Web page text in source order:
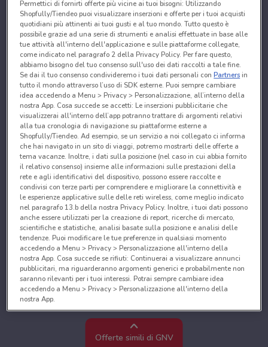
Offerte simili di GNV
Permettici di fornirti offerte più vicine ai tuoi bisogni: Utilizzando
Shopfully/Tiendeo puoi visualizzare inserzioni e offerte per i tuoi acquisti
quotidiani più attinenti ai tuoi gusti e al tuo mondo. Tutto questo è
possibile grazie ad una serie di strumenti e analisi effettuate in base alle
tue attività all'interno dell'applicazione e sulle piattaforme collegate,
come indicato nel paragrafo 2 della Privacy Policy. Per fare questo,
abbiamo bisogno del tuo consenso sull'uso dei dati raccolti a tale fine.
Se dai il tuo consenso condivideremo i tuoi dati personali conPartnersin
tutto il mondo attraverso l’uso di SDK esterne. Puoi sempre cambiare
idea accedendo a Menu > Privacy > Personalizzazione, all’interno della
nostra App. Cosa succede se accetti: Le inserzioni pubblicitarie che
visualizzerai all'interno dell’app potranno trattare di argomenti relativi
alla tua cronologia di navigazione su piattaforme esterne a
Shopfully/Tiendeo. Ad esempio, se un servizio a noi collegato ci informa
che hai navigato in un sito di viaggi, potremo mostrarti delle offerte a
tema vacanze. Inoltre, i dati sulla posizione (nel caso in cui abbia fornito
il relativo consenso) insieme alle informazioni sulle prestazioni della
rete e agli identificativi del dispositivo, possono essere raccolte e
condivisi con terze parti per comprendere e migliorare la connettività e
le esperienze applicative sulle delle reti wireless, come meglio indicato
nel paragrafo 13.b della nostra Privacy Policy. Inoltre, i tuoi dati possono
anche essere utilizzati per la creazione di report, ricerche di mercato,
scientifiche e statistiche, analisi basate sulla posizione e analisi delle
tendenze. Puoi modificare le tue preferenze in qualsiasi momento
accedendo a Menu > Privacy > Personalizzazione all'interno della
nostra App. Cosa succede se rifiuti: Continuerai a visualizzare annunci
pubblicitari, ma riguarderanno argomenti generici e probabilmente non
saranno rilevanti per i tuoi interessi. Potrai sempre cambiare idea
accedendo a Menu > Privacy > Personalizzazione all'interno della
nostra App.
Noi e i nostri partner trattiamo i dati per fornire:
Utilizzare dati di geolocalizzazione precisi. Scansione attiva delle
caratteristiche del dispositivo ai fini dell’identificazione. Archiviare